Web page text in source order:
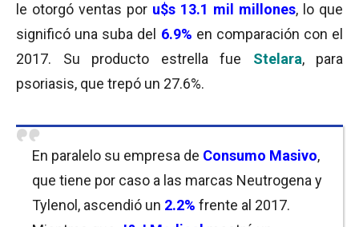
le otorgó ventas por u$s 13.1 mil millones, lo que
significó una suba del 6.9% en comparación con el
2017. Su producto estrella fue Stelara, para
psoriasis, que trepó un 27.6%.
En paralelo su empresa de Consumo Masivo,
que tiene por caso a las marcas Neutrogena y
Tylenol, ascendió un 2.2% frente al 2017.